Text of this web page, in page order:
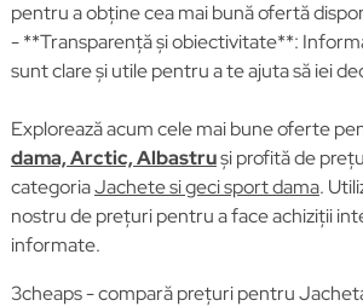
pentru a obține cea mai bună ofertă
- **Transparență și obiectivitate**:
sunt clare și utile pentru a te ajuta să iei
Explorează acum cele mai bune oferte
dama, Arctic, Albastruși profită de
categoriaJachete si geci sport dama.
nostru de prețuri pentru a face achiziții
informate.
3cheaps - compară prețuri pentru